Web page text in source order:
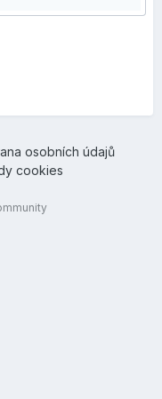
osobních údajů
cookies